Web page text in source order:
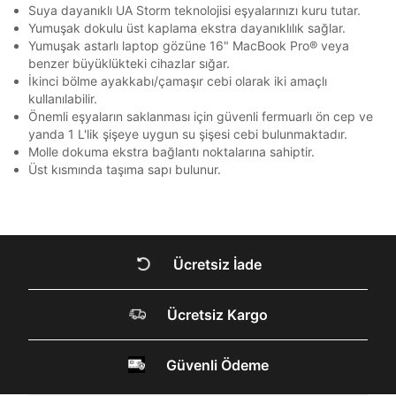
DOĞRU UNDER
ARMOUR SİTESİNDE
MİSİNİZ?
QNB QNB 4
AnadoluBank World 3
Kapat
Suya dayanıklı UA Storm teknolojisi eşyalarınızı kuru tutar.
Yumuşak dokulu üst kaplama ekstra dayanıklılık sağlar.
Yumuşak astarlı laptop gözüne 16" MacBook Pro® veya
benzer büyüklükteki cihazlar sığar.
İkinci bölme ayakkabı/çamaşır cebi olarak iki amaçlı
kullanılabilir.
Önemli eşyaların saklanması için güvenli fermuarlı ön cep ve
yanda 1 L'lik şişeye uygun su şişesi cebi bulunmaktadır.
Molle dokuma ekstra bağlantı noktalarına sahiptir.
Üst kısmında taşıma sapı bulunur.
Kapat
Ücretsiz İade
Ücretsiz Kargo
Güvenli Ödeme
Kapat
Kapat
Sorgula
En az 1 özel karakter
Aşağıdakileri okudum ve kabul ediyorum:
Kişisel verileriniz
uyarınca işlenecektir. Kişisel verilerimin Doğuş
Perakende Satış Giyim ve Aksesuar Ticaret A.Ş.
tarafından ticari elektronik ileti gönderilmesi amacıyla
işlenmesini kabul ediyorum.
Çağrı Merkezi / Arama
Kişisel verilerimin Doğuş Perakende Satış Giyim ve
Aksesuar Ticaret A.Ş. bünyesinde yer alan
markalara ait ürünlerin bana özel pazarlanması ve
Doğuş Grubu şirketlerinde bulunan pazarlama
verilerimin kişiselleştirilmiş reklamcılık faaliyeti
amacıyla işlenmesini kabul ediyorum.
Kimlik, iletişim ve müşteri işlem verilerimin alınan
internet sitesi altyapı hizmetlerinin sunucularının yurt
dışında bulunması sebebiyle yurt dışında mukim
ile gelen kodu girerek telefon numaranızı doğrulayın.
GÖNDER
ile gelen kodu girerek telefon numaranızı doğrulayın.
GÖNDER